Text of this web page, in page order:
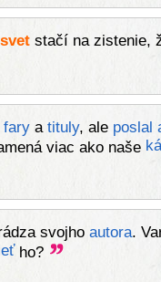
svetstačí na zistenie,
farya tituly, ale poslal
viac ako naše
svojho autora.
ho?